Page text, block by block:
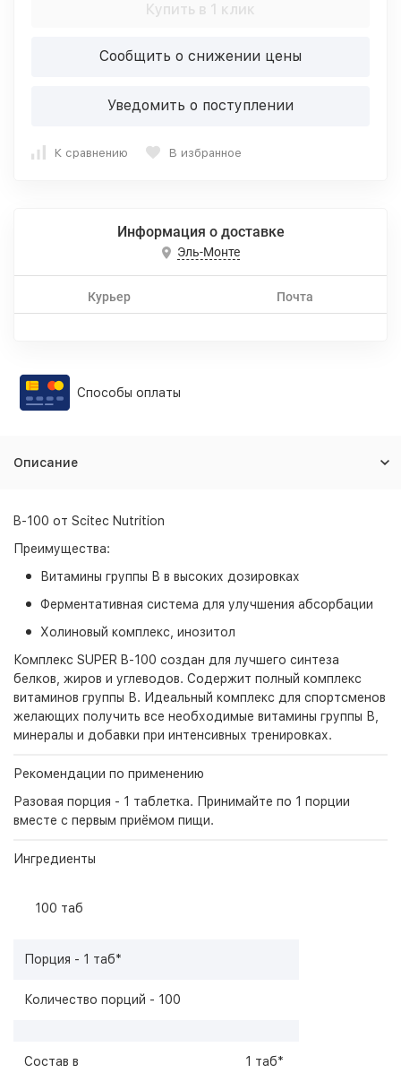
Купить в 1 клик
Сообщить о снижении цены
Уведомить о поступлении
К сравнению В избранное
Информация о доставке
Эль-Монте
Курьер Почта
Способы оплаты
Описание
B-100 от Scitec Nutrition
Преимущества:
Витамины группы В в высоких дозировках
Ферментативная система для улучшения абсорбации
Холиновый комплекс, инозитол
Комплекс SUPER B-100 создан для лучшего синтеза
белков, жиров и углеводов. Содержит полный комплекс
витаминов группы В. Идеальный комплекс для спортсменов
желающих получить все необходимые витамины группы В,
минералы и добавки при интенсивных тренировках.
Рекомендации по применению
Разовая порция - 1 таблетка. Принимайте по 1 порции
вместе с первым приёмом пищи.
Ингредиенты
100 таб
Порция - 1 таб*
Количество порций - 100
Состав в 1 таб*